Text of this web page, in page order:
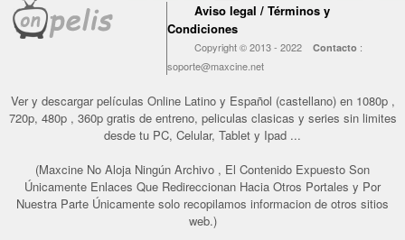
Aviso legal / Términos y
Condiciones
Copyright © 2013 - 2022Contacto :
soporte@maxcine.net
Ver y descargar películas Online Latino y Español (castellano) en 1080p ,
720p, 480p , 360p gratis de entreno, peliculas clasicas y series sin limites
desde tu PC, Celular, Tablet y Ipad ...
(Maxcine No Aloja Ningún Archivo , El Contenido Expuesto Son
Únicamente Enlaces Que Redireccionan Hacia Otros Portales y Por
Nuestra Parte Únicamente solo recopilamos informacion de otros sitios
web.)